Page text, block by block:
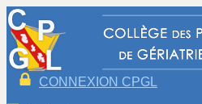
CONNEXION CPGL